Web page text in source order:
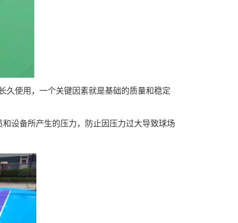
久使用，一个关键因素就是基础的质量和稳定
设备所产生的压力，防止因压力过大导致球场